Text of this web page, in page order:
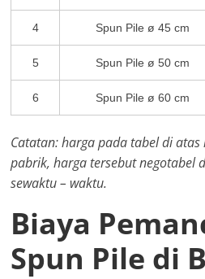
4 Spun Pile ø 45 cm
5 Spun Pile ø 50 cm
6 Spun Pile ø 60 cm
Catatan: harga pada tabel di
pabrik, harga tersebut negotabel
sewaktu – waktu.
Biaya
Spun Pile di